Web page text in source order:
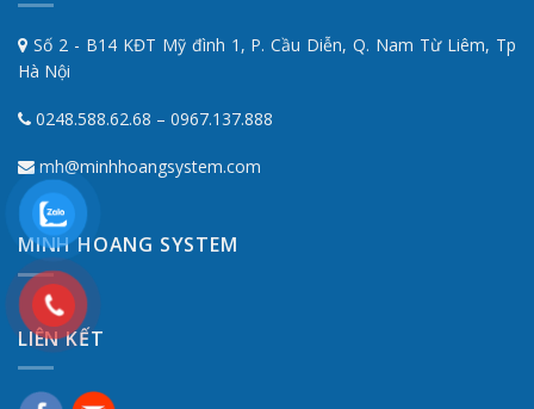
Số 2 - B14 KĐT Mỹ đình 1, P. Cầu Diễn, Q. Nam Từ Liêm, Tp
Hà Nội
0248.588.62.68 – 0967.137.888
mh@minhhoangsystem.com
MINH HOANG SYSTEM
LIÊN KẾT